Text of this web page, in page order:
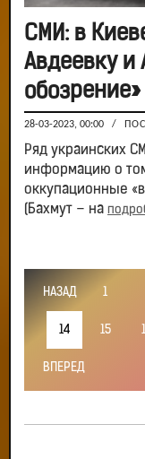
СМИ: в
Авдеевку и
обозрение»
28-03-2023, 00:00 /
Ряд украинских
информацию о
оккупационные
(Бахмут – на
НАЗАД 1
14 15
ВПЕРЕД